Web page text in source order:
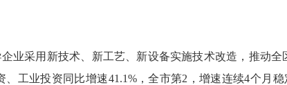
采用新技术、新工艺、新设备实施技术改造，推动全
工业投资同比增速41.1%，全市第2，增速连续4个月稳